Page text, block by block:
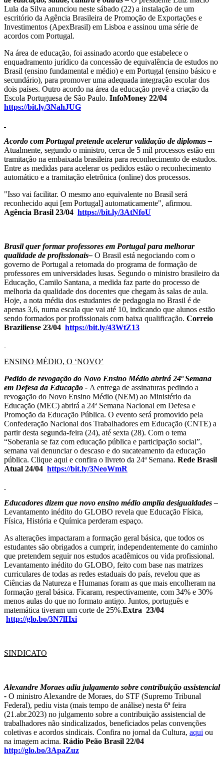
Lula da Silva anunciou neste sábado (22) a instalação de um
escritório da Agência Brasileira de Promoção de Exportações e
Investimentos (ApexBrasil) em Lisboa e assinou uma série de
acordos com Portugal.
Na área de educação, foi assinado acordo que estabelece o
enquadramento jurídico da concessão de equivalência de estudos no
Brasil (ensino fundamental e médio) e em Portugal (ensino básico e
secundário), para promover uma adequada integração escolar dos
dois países. Outro acordo na área da educação prevê a criação da
Escola Portuguesa de São Paulo. InfoMoney 22/04
https://bit.ly/3NahJUG
Acordo com Portugal pretende acelerar validação de diplomas –
Atualmente, segundo o ministro, cerca de 5 mil processos estão em
tramitação na embaixada brasileira para reconhecimento de estudos.
Entre as medidas para acelerar os pedidos estão o reconhecimento
automático e a tramitação eletrônica (online) dos processos.
"Isso vai facilitar. O mesmo ano equivalente no Brasil será
reconhecido aqui [em Portugal] automaticamente", afirmou.
Agência Brasil 23/04 https://bit.ly/3AtNfoU
Brasil quer formar professores em Portugal para melhorar
qualidade de profissionais– O Brasil está negociando com o
governo de Portugal a retomada do programa de formação de
professores em universidades lusas. Segundo o ministro brasileiro da
Educação, Camilo Santana, a medida faz parte do processo de
melhoria da qualidade dos docentes que chegam às salas de aula.
Hoje, a nota média dos estudantes de pedagogia no Brasil é de
apenas 3,6, numa escala que vai até 10, indicando que alunos estão
sendo formados por profissionais com baixa qualificação. Correio
Braziliense 23/04 https://bit.ly/43WtZ13
ENSINO MÉDIO, O ‘NOVO’
Pedido de revogação do Novo Ensino Médio abrirá 24ª Semana
em Defesa da Educação - A entrega de assinaturas pedindo a
revogação do Novo Ensino Médio (NEM) ao Ministério da
Educação (MEC) abrirá a 24ª Semana Nacional em Defesa e
Promoção da Educação Pública. O evento será promovido pela
Confederação Nacional dos Trabalhadores em Educação (CNTE) a
partir desta segunda-feira (24), até sexta (28). Com o tema
“Soberania se faz com educação pública e participação social”,
semana vai denunciar o descaso e do sucateamento da educação
pública. Clique aqui e confira o livreto da 24ª Semana. Rede Brasil
Atual 24/04 https://bit.ly/3NeoWmR
Educadores dizem que novo ensino médio amplia desigualdades –
Levantamento inédito do GLOBO revela que Educação Física,
Física, História e Química perderam espaço.
As alterações impactaram a formação geral básica, que todos os
estudantes são obrigados a cumprir, independentemente do caminho
que pretendem seguir nos estudos acadêmicos ou vida profissional.
Levantamento inédito do GLOBO, feito com base nas matrizes
curriculares de todas as redes estaduais do país, revelou que as
Ciências da Natureza e Humanas foram as que mais encolheram na
formação geral básica. Ficaram, respectivamente, com 34% e 30%
menos aulas do que no formato antigo. Juntos, português e
matemática tiveram um corte de 25%.Extra 23/04
http://glo.bo/3N7lHxi
SINDICATO
Alexandre Moraes adia julgamento sobre contribuição assistencial
- O ministro Alexandre de Moraes, do STF (Supremo Tribunal
Federal), pediu vista (mais tempo de análise) nesta 6ª feira
(21.abr.2023) no julgamento sobre a contribuição assistencial de
trabalhadores não sindicalizados, beneficiados pelas convenções
coletivas e acordos sindicais. Confira no jornal da Cultura, aqui ou
na imagem acima. Rádio Peão Brasil 22/04
http://glo.bo/3ApaZuz